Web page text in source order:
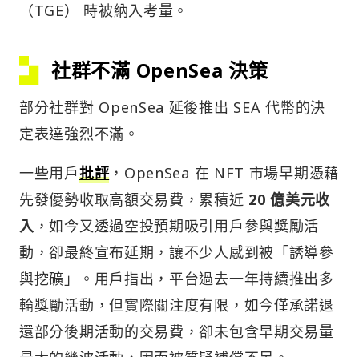
（TGE） 時被納入考量。
社群不滿 OpenSea 決策
部分社群對 OpenSea 延後推出 SEA 代幣的決
定表達強烈不滿。
一些用戶批評 ，OpenSea 在 NFT 市場早期憑藉
先發優勢收取高額交易費，累積近 20 億美元收
入 ，如今又透過空投預期吸引用戶參與獎勵活
動，卻最終宣布延期，讓不少人感到被「誘導參
與挖礦」。用戶指出，平台過去一年持續推出多
輪獎勵活動，但實際關注度有限，如今僅承諾退
還部分後期活動的交易費，卻未包含早期交易量